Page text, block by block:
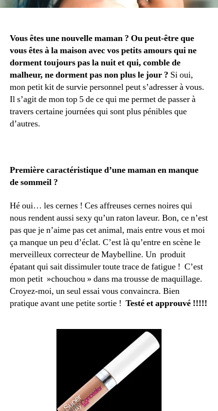
Vous êtes une nouvelle maman ? Ou peut-être que
vous êtes à la maison avec vos petits amours qui ne
dorment toujours pas la nuit et qui, comble de
malheur, ne dorment pas non plus le jour ? Si oui,
mon petit kit de survie personnel peut s’adresser à vous.
Il s’agit de mon top 5 de ce qui me permet de passer à
travers certaine journées qui sont plus pénibles que
d’autres.
Première caractéristique d’une maman en manque
de sommeil ?
Hé oui… les cernes ! Ces affreuses cernes noires qui
nous rendent aussi sexy qu’un raton laveur. Bon, ce n’est
pas que je n’aime pas cet animal, mais entre vous et moi
ça manque un peu d’éclat. C’est là qu’entre en scène le
merveilleux correcteur de Maybelline. Un produit
épatant qui sait dissimuler toute trace de fatigue ! C’est
mon petit »chouchou » dans ma trousse de maquillage.
Croyez-moi, un seul essai vous convaincra. Bien
pratique avant une petite sortie ! Testé et approuvé !!!!!